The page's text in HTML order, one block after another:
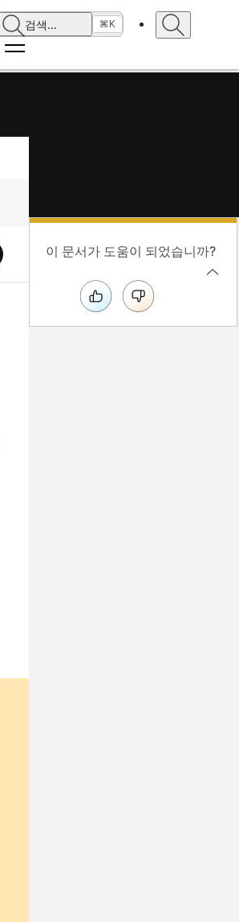
검색... ⌘K
이 문서가 도움이 되었습니까?